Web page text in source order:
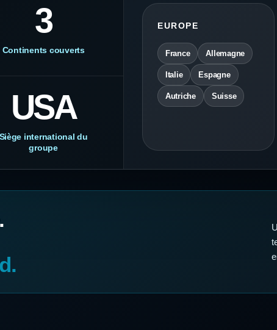
3
Continents couverts
USA
Siège international du
groupe
EUROPE
France Allemagne
Italie Espagne
Autriche Suisse